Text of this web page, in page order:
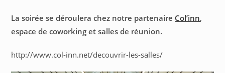
La soirée se déroulera chez notre partenaire Col’inn,
espace de coworking et salles de réunion.
http://www.col-inn.net/decouvrir-les-salles/